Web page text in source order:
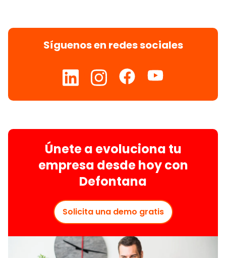
Síguenos en redes sociales
Únete a evoluciona tu
empresa desde hoy con
Defontana
Solicita una demo gratis